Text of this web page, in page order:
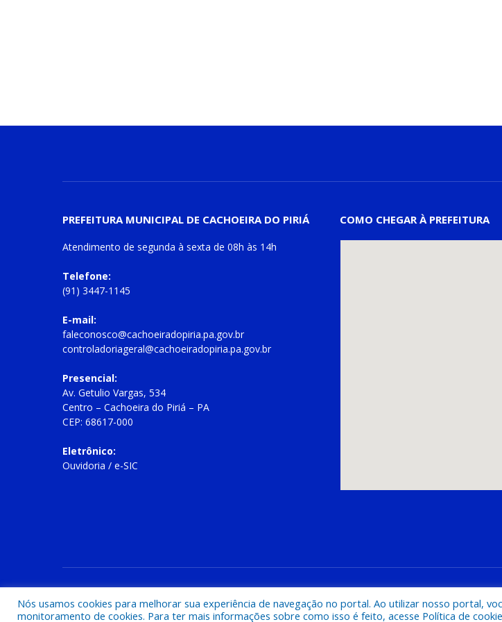
PREFEITURA MUNICIPAL DE CACHOEIRA DO PIRIÁ
Atendimento de segunda à sexta de 08h às 14h
Telefone:
(91) 3447-1145
E-mail:
faleconosco@cachoeiradopiria.pa.gov.br
controladoriageral@cachoeiradopiria.pa.gov.br
Presencial:
Av. Getulio Vargas, 534
Centro – Cachoeira do Piriá – PA
CEP: 68617-000
Eletrônico:
Ouvidoria / e-SIC
COMO CHEGAR À PREFEITURA
Nós usamos cookies para melhorar sua experiência de navegação no portal. Ao utilizar nosso portal,
monitoramento de cookies. Para ter mais informações sobre como isso é feito, acesse Política de